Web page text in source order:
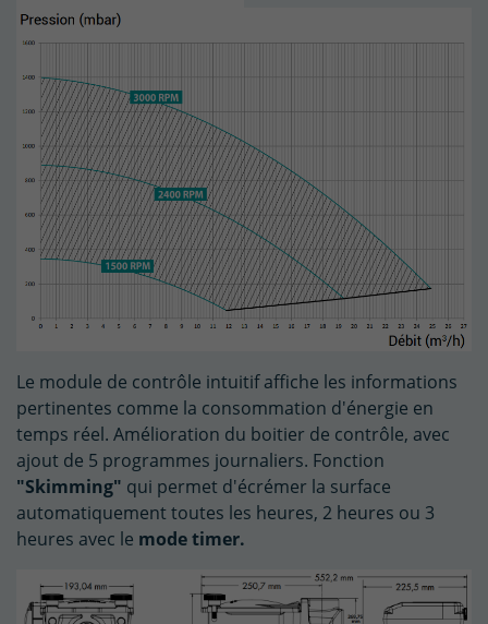
Le module de contrôle intuitif affiche les informations
pertinentes comme la consommation d'énergie en
temps réel. Amélioration du boitier de contrôle, avec
ajout de 5 programmes journaliers. Fonction
"Skimming" qui permet d'écrémer la surface
automatiquement toutes les heures, 2 heures ou 3
heures avec le mode timer.